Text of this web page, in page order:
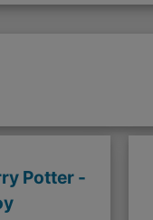
Potter -